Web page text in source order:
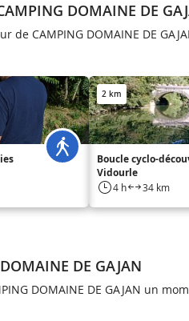
DOMAINE DE
de CAMPING DOMAINE DE
2 km
Boucle cyclo-
Vidourle
4 h 34 km
DE GAJAN
DOMAINE DE GAJAN un